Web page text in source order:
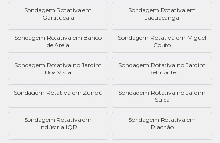
Sondagem Rotativa em
Garatucaia
Sondagem Rotativa em
Jacuacanga
Sondagem Rotativa em Banco
de Areia
Sondagem Rotativa em Miguel
Couto
Sondagem Rotativa no Jardim
Boa Vista
Sondagem Rotativa no Jardim
Belmonte
Sondagem Rotativa em Zungú
Sondagem Rotativa no Jardim
Suíça
Sondagem Rotativa em
Indústria IQR
Sondagem Rotativa em
Riachão